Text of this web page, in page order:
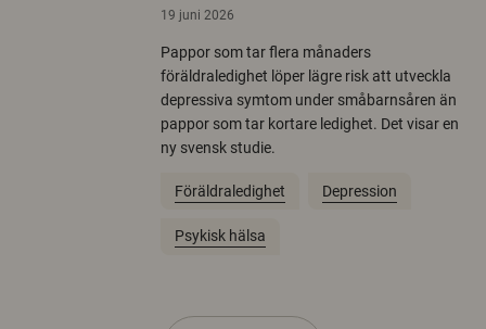
19 juni 2026
Pappor som tar flera månaders
föräldraledighet löper lägre risk att utveckla
depressiva symtom under småbarnsåren än
pappor som tar kortare ledighet. Det visar en
ny svensk studie.
Föräldraledighet Depression
Psykisk hälsa